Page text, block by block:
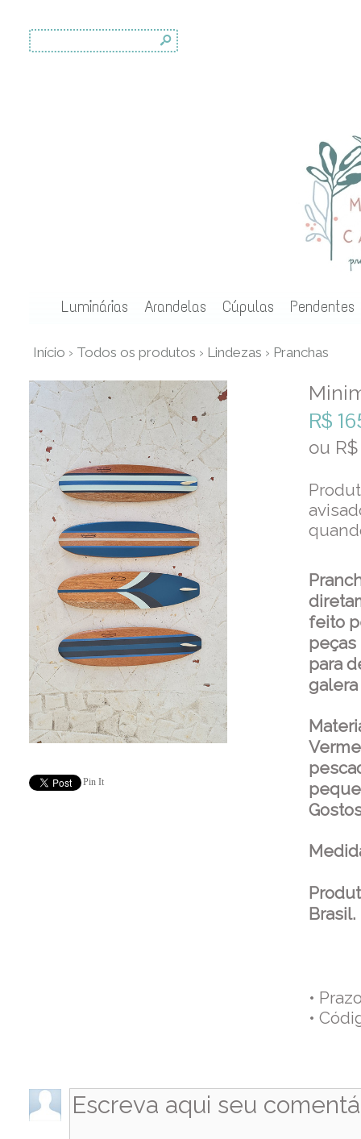
s
Luminárias Arandelas Cúpulas Pendentes
Início › Todos os produtos › Lindezas › Pranchas
Pin It
R$
ou
feito
peças
para
Brasil.
•
•